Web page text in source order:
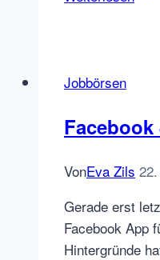
und
Jobbörsen
VonEva Zils
Gerade erst
Facebook App
Hintergründe